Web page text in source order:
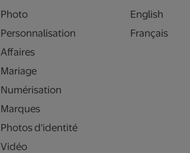
Photo
Personnalisation
Affaires
Mariage
Numérisation
Marques
Photos d'identité
Vidéo
English
Français